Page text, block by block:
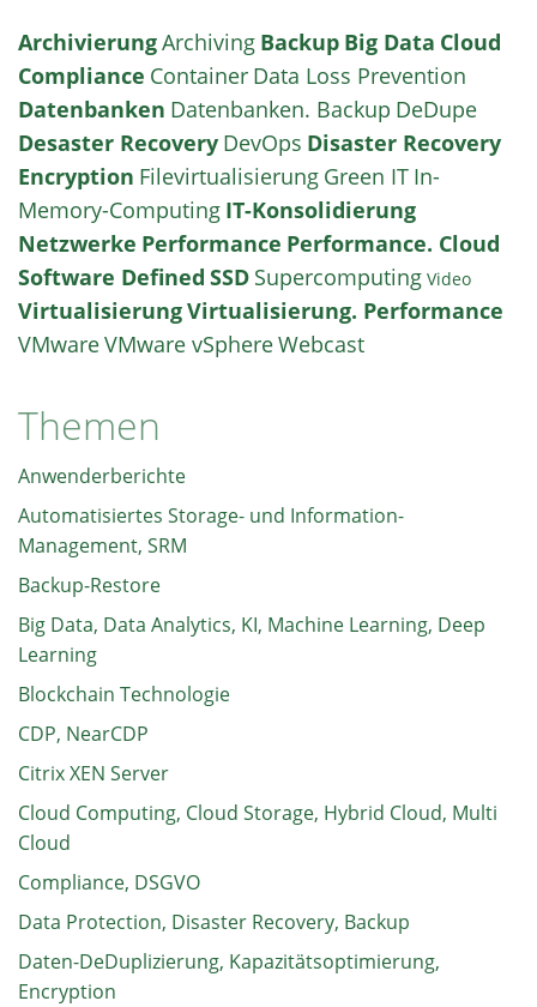
ArchivierungArchiving Backup Big Data Cloud
Compliance Container Data Loss Prevention
Datenbanken Datenbanken. Backup DeDupe
Desaster Recovery DevOps Disaster Recovery
Encryption Filevirtualisierung Green IT In-
Memory-Computing IT-Konsolidierung
Netzwerke Performance Performance. Cloud
Software Defined SSD Supercomputing Video
VirtualisierungVirtualisierung. Performance
VMwareVMware vSphereWebcast
Themen
Anwenderberichte
Automatisiertes Storage- und Information-
Management, SRM
Backup-Restore
Big Data, Data Analytics, KI, Machine Learning, Deep
Learning
Blockchain Technologie
CDP, NearCDP
Citrix XEN Server
Cloud Computing, Cloud Storage, Hybrid Cloud, Multi
Cloud
Compliance, DSGVO
Data Protection, Disaster Recovery, Backup
Daten-DeDuplizierung, Kapazitätsoptimierung,
Encryption